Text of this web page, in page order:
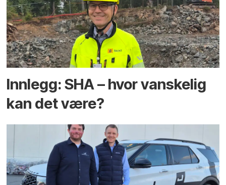
Innlegg: SHA – hvor vanskelig
kan det være?